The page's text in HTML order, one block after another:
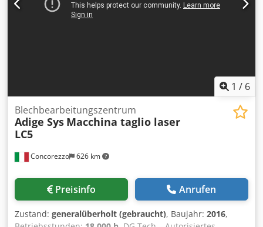
1 / 6
Concorezzo 626 km
Blechbearbeitungszentrum
Adige Sys Macchina taglio laser
LC5
Preisinfo Anrufen
Zustand: generalüberholt (gebraucht), Baujahr: 2016,